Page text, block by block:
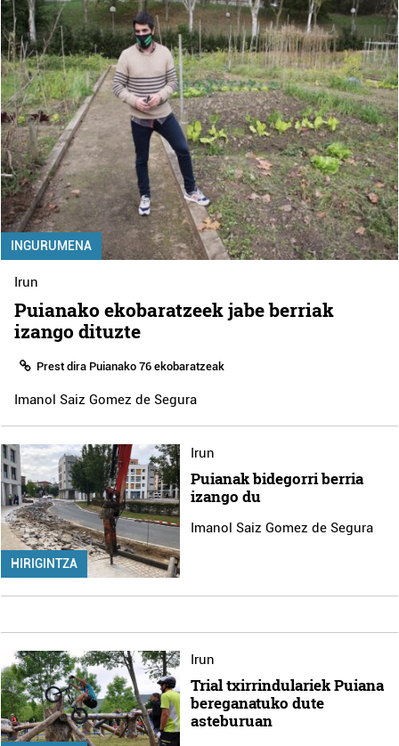
INGURUMENA
Irun
Puianako ekobaratzeek jabe berriak
izango dituzte
Prest dira Puianako 76 ekobaratzeak
Imanol Saiz Gomez de Segura
HIRIGINTZA
Irun
Puianak bidegorri berria
izango du
Imanol Saiz Gomez de Segura
Irun
Trial txirrindulariek Puiana
bereganatuko dute
asteburuan